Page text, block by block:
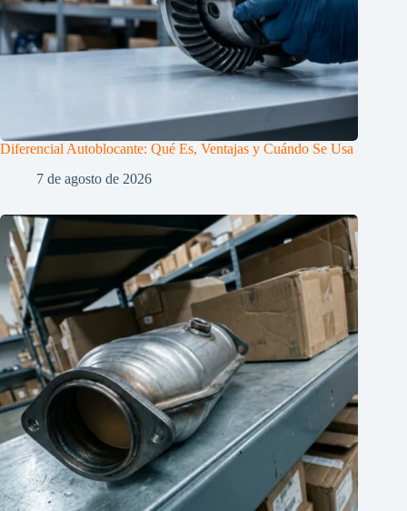
Diferencial Autoblocante: Qué Es, Ventajas y Cuándo Se Usa
7 de agosto de 2026